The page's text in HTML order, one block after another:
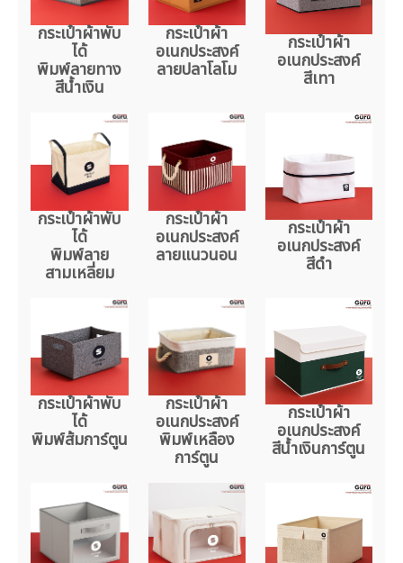
กระเป๋าผ้าพับ
ได้
พิมพ์ลายทาง
สีน้ำเงิน
กระเป๋าผ้า
อเนกประสงค์
ลายปลาโลโม
กระเป๋าผ้า
อเนกประสงค์
สีเทา
กระเป๋าผ้าพับ
ได้
พิมพ์ลาย
สามเหลี่ยม
กระเป๋าผ้า
อเนกประสงค์
ลายแนวนอน
กระเป๋าผ้า
อเนกประสงค์
สีดำ
กระเป๋าผ้าพับ
ได้
พิมพ์ส้มการ์ตูน
กระเป๋าผ้า
อเนกประสงค์
พิมพ์เหลือง
การ์ตูน
กระเป๋าผ้า
อเนกประสงค์
สีน้ำเงินการ์ตูน